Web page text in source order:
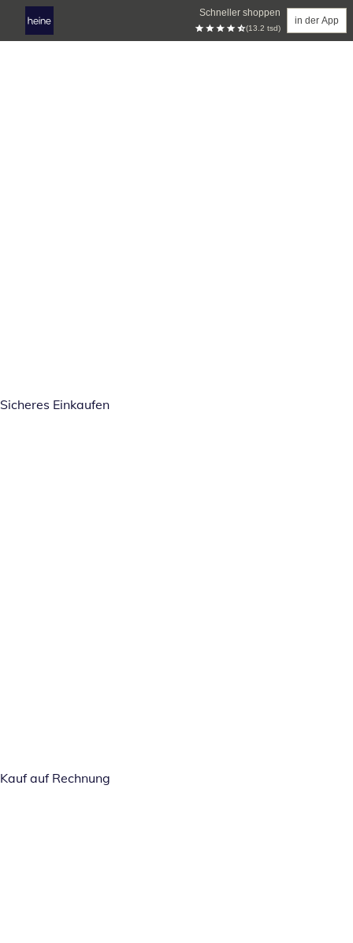
Schneller shoppen
(13.2 tsd)
in der App
Sicheres Einkaufen
Kauf auf Rechnung